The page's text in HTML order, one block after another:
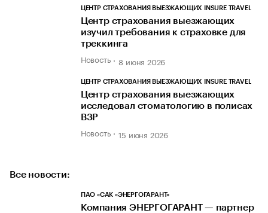
ЦЕНТР СТРАХОВАНИЯ ВЫЕЗЖАЮЩИХ INSURE TRAVEL
Центр страхования выезжающих
изучил требования к страховке для
треккинга
Новость 8 июня 2026
ЦЕНТР СТРАХОВАНИЯ ВЫЕЗЖАЮЩИХ INSURE TRAVEL
Центр страхования выезжающих
исследовал стоматологию в полисах
ВЗР
Новость 15 июня 2026
Все новости:
ПАО «САК «ЭНЕРГОГАРАНТ»
Компания ЭНЕРГОГАРАНТ — партнер